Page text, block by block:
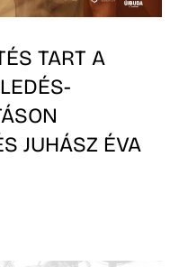
TART A
JUHÁSZ ÉVA